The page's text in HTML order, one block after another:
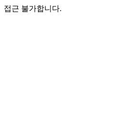
접근 불가합니다.